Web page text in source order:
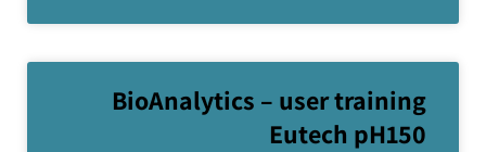
BioAnalytics – user training
Eutech pH150